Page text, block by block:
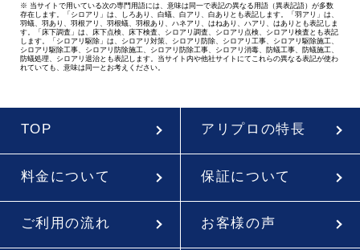
※ 当サイトで用いている次の専門用語には、意味は同一で表記の異なる用語（異表記語）が多数
存在します。「シロアリ」は、しろあり、白蟻、白アリ、白ありとも表記します。「羽アリ」は、
羽蟻、羽あり、羽根アリ、羽根蟻、羽根あり、ハネアリ、はねあり、ハアリ、はありとも表記しま
す。「床下調査」は、床下点検、床下検査、シロアリ調査、シロアリ点検、シロアリ検査とも表記
します。「シロアリ駆除」は、シロアリ対策、シロアリ防除、シロアリ工事、シロアリ駆除施工、
シロアリ駆除工事、シロアリ防除施工、シロアリ防除工事、シロアリ消毒、防蟻工事、防蟻施工、
防蟻処理、シロアリ退治とも表記します。当サイト内や他社サイトにてこれらの異なる表記が使わ
れていても、意味は同一とお考えください。
TOP アリプロの特長
料金について 保証について
ご利用の流れ お客様の声